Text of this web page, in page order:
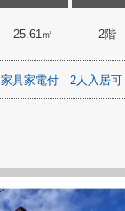
25.61㎡ 2階
家具家電付 2人入居可